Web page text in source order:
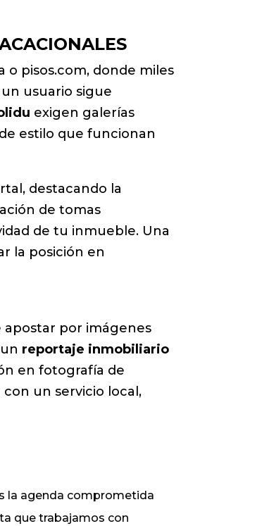
o pisos.com, donde miles
usuario sigue
exigen galerías
estilo que funcionan
destacando la
de tomas
de tu inmueble. Una
la posición en
apostar por imágenes
reportaje inmobiliario
en fotografía de
un servicio local,
la agenda comprometida
que trabajamos con